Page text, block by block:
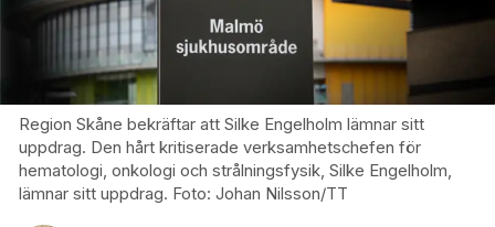
Region Skåne bekräftar att Silke Engelholm lämnar sitt
uppdrag. Den hårt kritiserade verksamhetschefen för
hematologi, onkologi och strålningsfysik, Silke Engelholm,
lämnar sitt uppdrag. Foto: Johan Nilsson/TT